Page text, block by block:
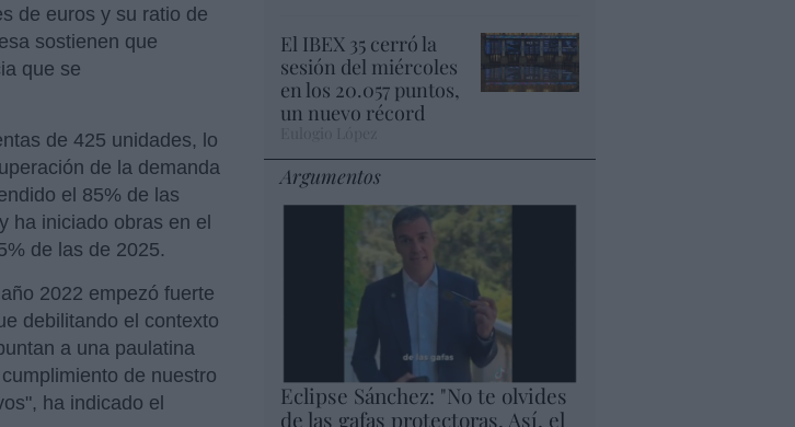
de euros y su ratio de
sostienen que
que se
de 425 unidades, lo
de la demanda
el 85% de las
ha iniciado obras en el
de las de 2025.
2022 empezó fuerte
debilitando el contexto
a una paulatina
de nuestro
ha indicado el
El IBEX 35 cerró la
sesión del miércoles
en los 20.057 puntos,
un nuevo récord
Argumentos
Eclipse Sánchez: "No te olvides
de las gafas protectoras. Así, el